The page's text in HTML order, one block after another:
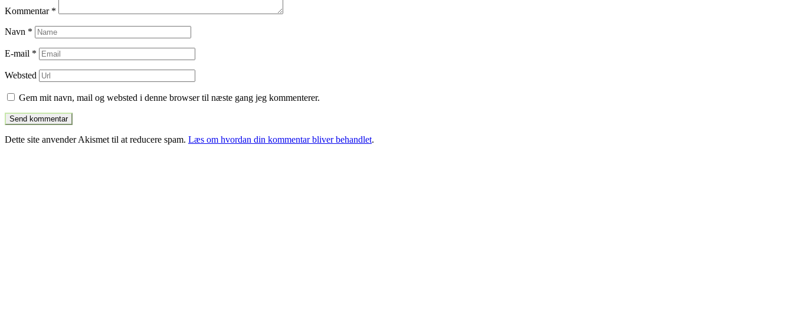
Kommentar *
Navn *
E-mail *
Websted
Gem mit navn, mail og websted i denne browser til næste gang jeg kommenterer.
Dette site anvender Akismet til at reducere spam. Læs om hvordan din kommentar bliver behandlet.